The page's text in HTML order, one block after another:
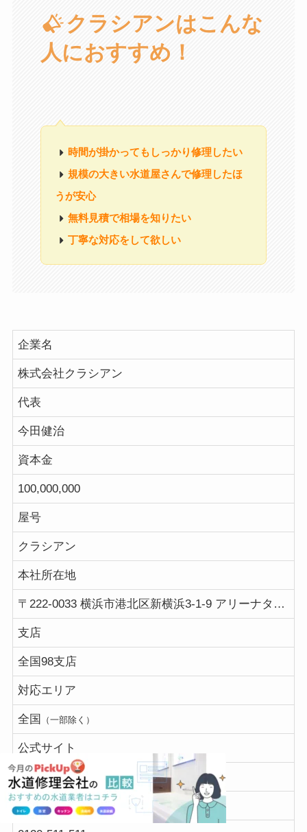
クラシアンはこんな
人におすすめ！
時間が掛かってもしっかり修理したい
規模の大きい水道屋さんで修理したほ
うが安心
無料見積で相場を知りたい
丁寧な対応をして欲しい
企業名
株式会社クラシアン
代表
今田健治
資本金
100,000,000
屋号
クラシアン
本社所在地
〒222-0033 横浜市港北区新横浜3-1-9 アリーナタワー13階
支店
全国98支店
対応エリア
全国 （一部除く）
公式サイト
【クラシアン】
電話受付